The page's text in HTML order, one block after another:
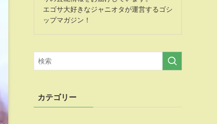
エゴサ大好きなジャニオタが運営するゴシ
ップマガジン！
カテゴリー